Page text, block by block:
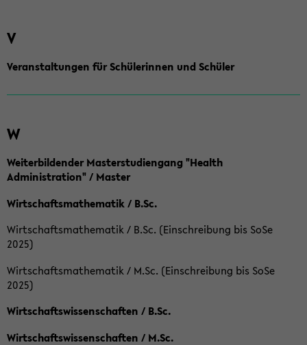
V
Veranstaltungen für Schülerinnen und Schüler
W
Weiterbildender Masterstudiengang "Health
Administration" / Master
Wirtschaftsmathematik / B.Sc.
Wirtschaftsmathematik / B.Sc. (Einschreibung bis SoSe
2025)
Wirtschaftsmathematik / M.Sc. (Einschreibung bis SoSe
2025)
Wirtschaftswissenschaften / B.Sc.
Wirtschaftswissenschaften / M.Sc.